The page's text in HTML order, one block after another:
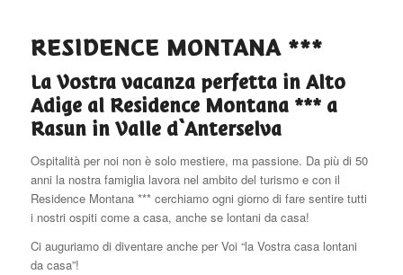
RESIDENCE MONTANA ***
La Vostra vacanza perfetta in Alto
Adige al Residence Montana *** a
Rasun in Valle d`Anterselva
Ospitalità per noi non è solo mestiere, ma passione. Da più di 50
anni la nostra famiglia lavora nel ambito del turismo e con il
Residence Montana *** cerchiamo ogni giorno di fare sentire tutti
i nostri ospiti come a casa, anche se lontani da casa!
Ci auguriamo di diventare anche per Voi “la Vostra casa lontani
da casa”!